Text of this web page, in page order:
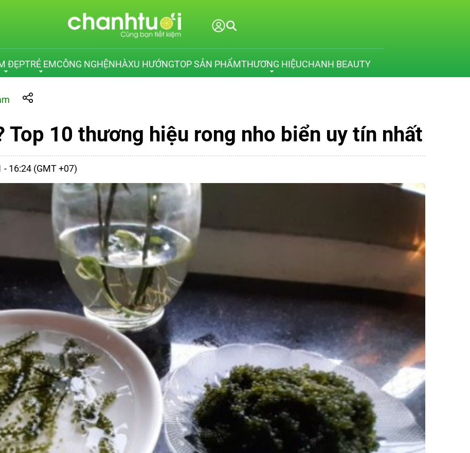
ĐẸPTRẺ EMCÔNG NGHỆNHÀXU HƯỚNGTOP SẢN PHẨMTHƯƠNG HIỆUCHANH BEAUTY
Top 10 thương hiệu rong nho biển uy tín nhất
16:24 (GMT +07)